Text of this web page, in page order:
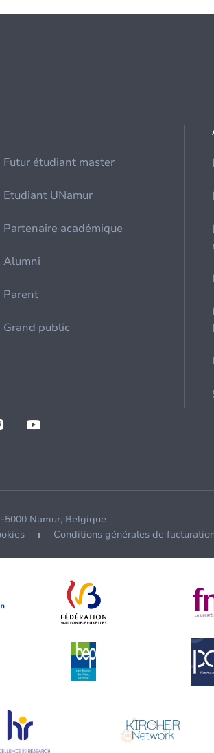
Futur étudiant master
Etudiant UNamur
Partenaire académique
Alumni
Parent
Grand public
5000 Namur, Belgique
Conditions générales de facturation